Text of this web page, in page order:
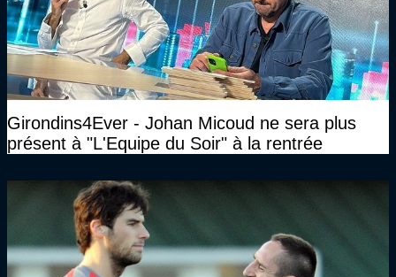
Girondins4Ever - Johan Micoud ne sera plus
présent à "L'Equipe du Soir" à la rentrée